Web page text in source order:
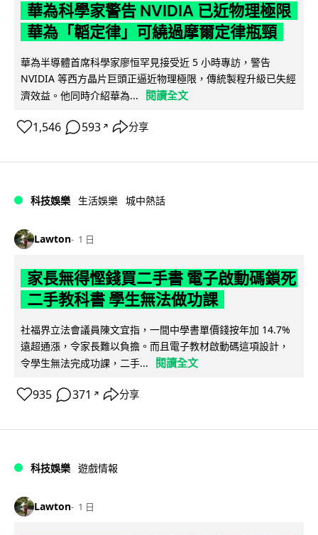
華為科學家警告 NVIDIA 已近物理極限
華為「韜定律」可繞過摩爾定律瓶頸
華為半導體首席科學家廖恒罕見接受近 5 小時專訪，警告
NVIDIA 等西方晶片巨頭正逼近物理極限，傳統製程升級已失經
濟效益。他同時介紹華為...
閱讀全文
1,546 593 ↗ 分享
科技娛樂 生活娛樂 城中熱話
Lawton 1 日
家長無得慳錢買二手書 電子啟動碼鎖死
二手教科書 學生無法做功課
社福界立法會議員陳文宜指，一間中學書單價錢按年加 14.7%
遠超通漲，令家長難以負擔。而且電子教材啟動碼這項設計，
令學生無法完成功課，二手...
閱讀全文
935 371 ↗ 分享
科技娛樂 遊戲情報
Lawton 1 日